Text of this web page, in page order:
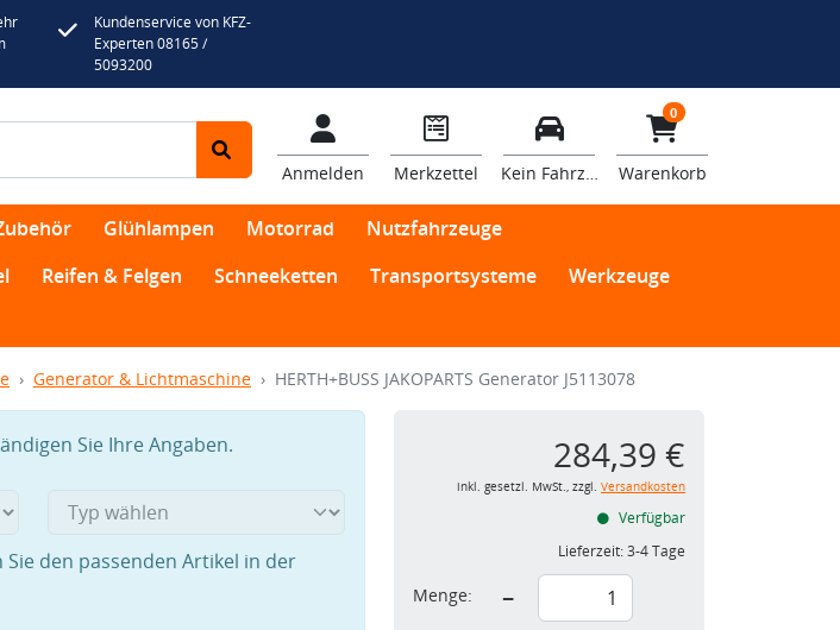
Kundenservice von KFZ-
Experten 08165 /
5093200
Anmelden Merkzettel Kein Fahrzeug
0
Warenkorb
Glühlampen Motorrad
Nutzfahrzeuge
Reifen & Felgen Schneeketten Transportsysteme
Werkzeuge
Generator & Lichtmaschine HERTH+BUSS JAKOPARTS Generator J5113078
Sie Ihre Angaben.
den passenden Artikel in der
284,39 €
inkl. gesetzl. MwSt., zzgl. Versandkosten
Verfügbar
Lieferzeit:3-4 Tage
Menge:
−